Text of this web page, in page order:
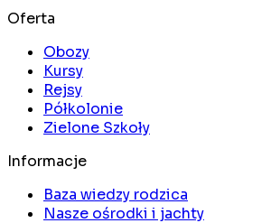
Oferta
Obozy
Kursy
Rejsy
Półkolonie
Zielone Szkoły
Informacje
Baza wiedzy rodzica
Nasze ośrodki i jachty